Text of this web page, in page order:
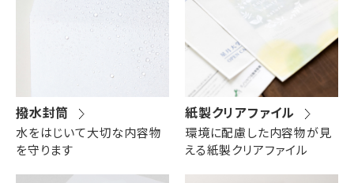
撥水封筒
水をはじいて大切な内容物
を守ります
紙製クリアファイル
環境に配慮した内容物が見
える紙製クリアファイル